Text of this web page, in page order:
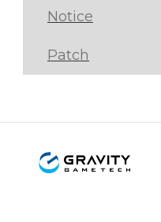
Notice
Patch